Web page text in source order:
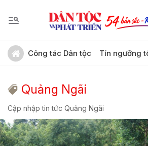
Công tác Dân tộc Tín ngưỡng
Quảng Ngãi
Cập nhập tin tức Quảng Ngãi